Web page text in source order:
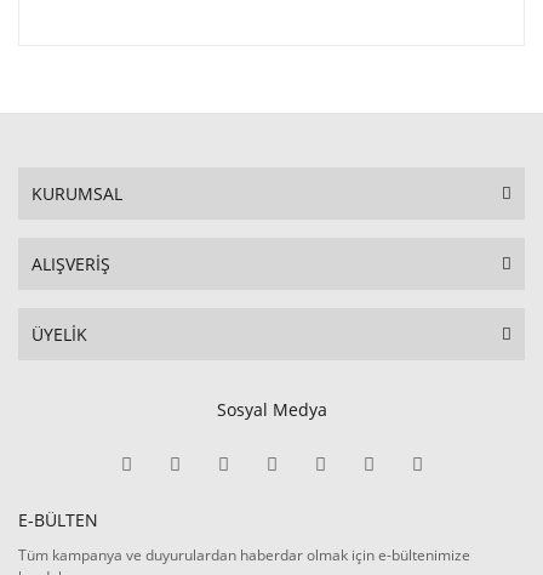
KURUMSAL
ALIŞVERİŞ
ÜYELİK
Sosyal Medya
E-BÜLTEN
Tüm kampanya ve duyurulardan haberdar olmak için e-bültenimize